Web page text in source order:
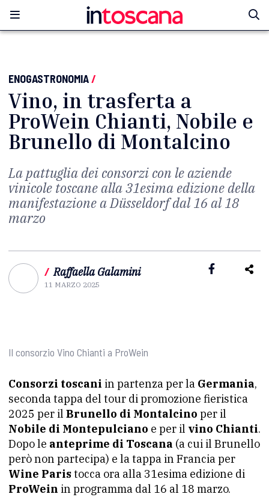
ENOGASTRONOMIA/
Vino, in trasferta a
ProWein Chianti, Nobile e
Brunello di Montalcino
La pattuglia dei consorzi con le aziende
vinicole toscane alla 31esima edizione della
manifestazione a Düsseldorf dal 16 al 18
marzo
/ Raffaella Galamini
11 MARZO 2025
Il consorzio Vino Chianti a ProWein
Consorzi toscani in partenza per la Germania,
seconda tappa del tour di promozione fieristica
2025 per il Brunello di Montalcino per il
Nobile di Montepulciano e per il vino Chianti.
Dopo le anteprime di Toscana (a cui il Brunello
però non partecipa) e la tappa in Francia per
Wine Paristocca ora alla 31esima edizione di
ProWein in programma dal 16 al 18 marzo.